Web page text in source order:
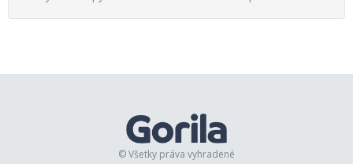
© Všetky práva vyhradené